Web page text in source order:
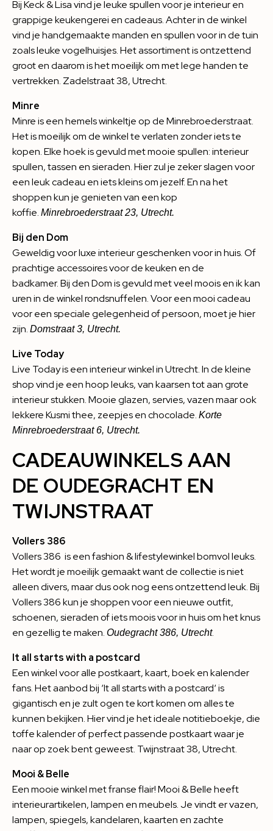
BijKeck & Lisavind je leuke spullen voor je interieur en
grappige keukengerei en cadeaus. Achter in de winkel
vind je handgemaakte manden en spullen voor in de tuin
zoals leuke vogelhuisjes. Het assortiment is ontzettend
groot en daarom is het moeilijk om met lege handen te
vertrekken. Zadelstraat 38, Utrecht.
Minre
Minreis een hemels winkeltje op de Minrebroederstraat.
Het is moeilijk om de winkel te verlaten zonder iets te
kopen. Elke hoek is gevuld met mooie spullen: interieur
spullen, tassen en sieraden. Hier zul je zeker slagen voor
een leuk cadeau en iets kleins om jezelf. En na het
shoppen kun je genieten van een kop
koffie. Minrebroederstraat 23, Utrecht.
Bij den Dom
Geweldig voor luxe interieur geschenken voor in huis. Of
prachtige accessoires voor de keuken en de
badkamer.Bij den Domis gevuld met veel moois en ik kan
uren in de winkel rondsnuffelen. Voor een mooi cadeau
voor een speciale gelegenheid of persoon, moet je hier
zijn. Domstraat 3, Utrecht.
Live Today
Live Todayis een interieur winkel in Utrecht. In de kleine
shop vind je een hoop leuks, van kaarsen tot aan grote
interieur stukken. Mooie glazen, servies, vazen maar ook
lekkere Kusmi thee, zeepjes en chocolade. Korte
Minrebroederstraat 6, Utrecht.
CADEAUWINKELS AAN
DE OUDEGRACHT EN
TWIJNSTRAAT
Vollers 386
Vollers 386 is een fashion & lifestylewinkel bomvol leuks.
Het wordt je moeilijk gemaakt want de collectie is niet
alleen divers, maar dus ook nog eens ontzettend leuk. Bij
Vollers 386 kun je shoppen voor een nieuwe outfit,
schoenen, sieraden of iets moois voor in huis om het knus
en gezellig te maken. Oudegracht 386, Utrecht.
It all starts with a postcard
Een winkel voor alle postkaart, kaart, boek en kalender
fans. Het aanbod bij ‘It all starts with a postcard‘ is
gigantisch en je zult ogen te kort komen om alles te
kunnen bekijken. Hier vind je het ideale notitieboekje, die
toffe kalender of perfect passende postkaart waar je
naar op zoek bent geweest. Twijnstraat 38, Utrecht.
Mooi & Belle
Een mooie winkel met franse flair!Mooi & Belleheeft
interieurartikelen, lampen en meubels. Je vindt er vazen,
lampen, spiegels, kandelaren, kaarten en zachte